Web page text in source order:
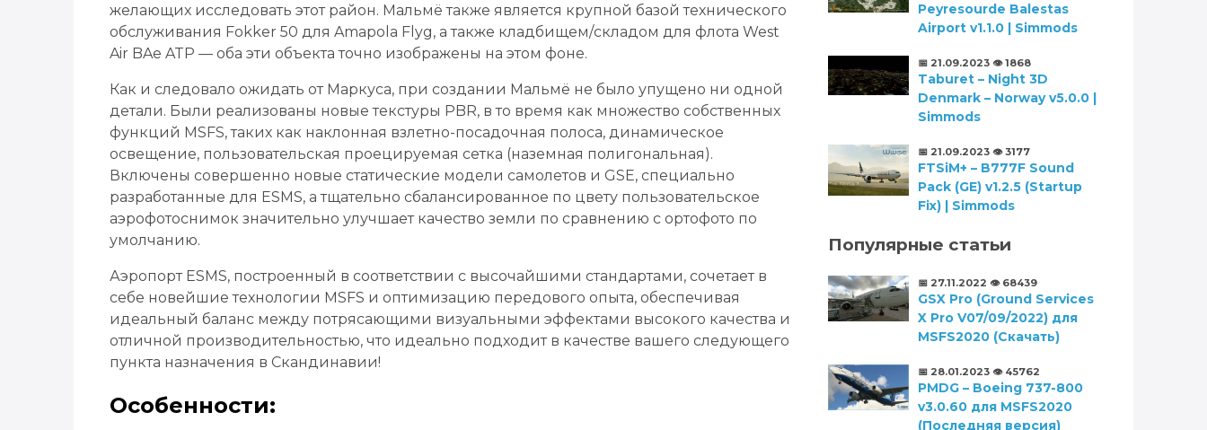
желающих исследовать этот район. Мальмё также является крупной базой технического
обслуживания Fokker 50 для Amapola Flyg, а также кладбищем/складом для флота West
Air BAe ATP — оба эти объекта точно изображены на этом фоне.
Как и следовало ожидать от Маркуса, при создании Мальмё не было упущено ни одной
детали. Были реализованы новые текстуры PBR, в то время как множество собственных
функций MSFS, таких как наклонная взлетно-посадочная полоса, динамическое
освещение, пользовательская проецируемая сетка (наземная полигональная).
Включены совершенно новые статические модели самолетов и GSE, специально
разработанные для ESMS, а тщательно сбалансированное по цвету пользовательское
аэрофотоснимок значительно улучшает качество земли по сравнению с ортофото по
умолчанию.
Аэропорт ESMS, построенный в соответствии с высочайшими стандартами, сочетает в
себе новейшие технологии MSFS и оптимизацию передового опыта, обеспечивая
идеальный баланс между потрясающими визуальными эффектами высокого качества и
отличной производительностью, что идеально подходит в качестве вашего следующего
пункта назначения в Скандинавии!
Особенности:
Peyresourde Balestas
Airport v1.1.0 | Simmods
📅 21.09.2023 👁️ 1868
Taburet – Night 3D
Denmark – Norway v5.0.0 |
Simmods
📅 21.09.2023 👁️ 3177
FTSiM+ – B777F Sound
Pack (GE) v1.2.5 (Startup
Fix) | Simmods
Популярные статьи
📅 27.11.2022 👁️ 68439
GSX Pro (Ground Services
X Pro V07/09/2022) для
MSFS2020 (Скачать)
📅 28.01.2023 👁️ 45762
PMDG – Boeing 737-800
v3.0.60 для MSFS2020
(Последняя версия)